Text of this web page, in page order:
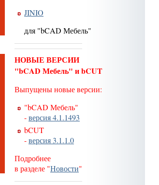
JINIO
для "bCAD Мебель"
НОВЫЕ ВЕРСИИ
"bCAD Мебель" и bCUT
Выпущены новые версии:
"bCAD Мебель"
-версия 4.1.1493
bCUT
-версия 3.1.1.0
Подробнее
в разделе "Новости"